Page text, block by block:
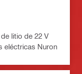
litio de 22 V
eléctricas Nuron